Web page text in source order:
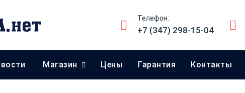
Телефон:
+7 (347) 298-15-04
Магазин Цены Гарантия Контакты